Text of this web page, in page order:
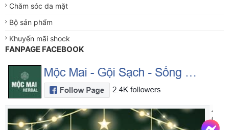
Chăm sóc da mặt
Bộ sản phẩm
Khuyến mãi shock
FANPAGE FACEBOOK